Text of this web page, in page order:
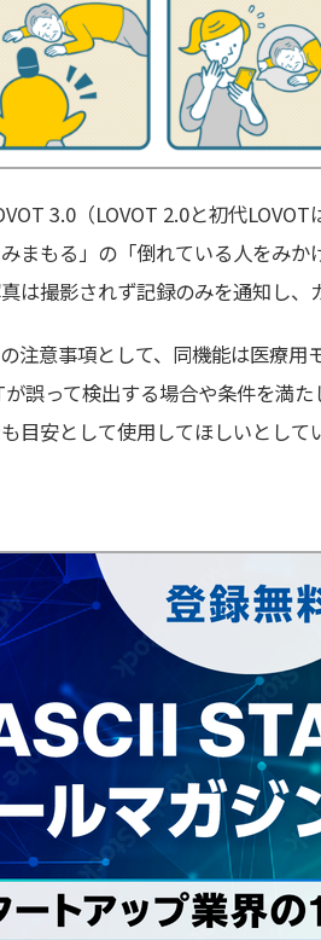
3.0（LOVOT 2.0と初代
まもる」の「倒れている人をみ
は撮影されず記録のみを通知し、
注意事項として、同機能は医療用
誤って検出する場合や条件を満た
目安として使用してほしいとして